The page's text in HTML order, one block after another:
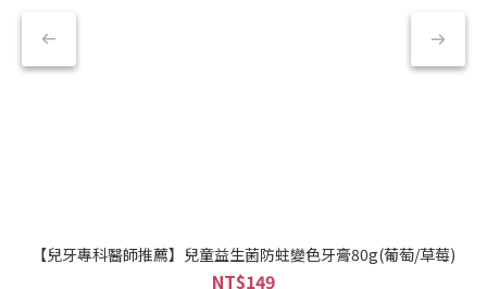
【兒牙專科醫師推薦】兒童益生菌防蛀變色牙膏80g(葡萄/草莓)
NT$149